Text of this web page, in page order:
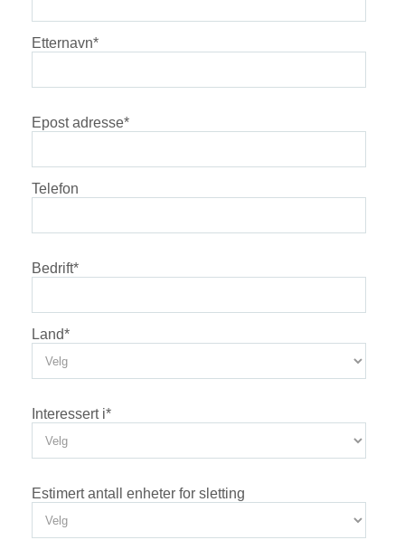
Etternavn*
Epost adresse*
Telefon
Bedrift*
Land*
Interessert i*
Estimert antall enheter for sletting